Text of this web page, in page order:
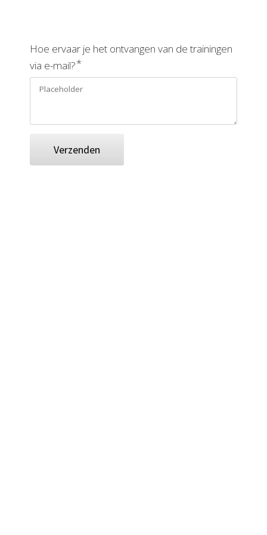
Hoe ervaar je het ontvangen van de trainingen
via e-mail?*
Verzenden